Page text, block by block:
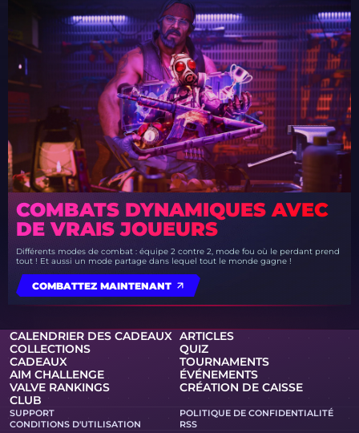
COMBATS DYNAMIQUES AVEC
DE VRAIS JOUEURS
Différents modes de combat : équipe 2 contre 2, mode fou où le perdant prend
tout ! Et aussi un mode partage dans lequel tout le monde gagne !
COMBATTEZ MAINTENANT
CALENDRIER DES CADEAUX ARTICLES
COLLECTIONS
QUIZ
CADEAUX
TOURNAMENTS
AIM CHALLENGE
ÉVÉNEMENTS
VALVE RANKINGS
CRÉATION DE CAISSE
CLUB
SUPPORT
POLITIQUE DE CONFIDENTIALITÉ
CONDITIONS D'UTILISATION
RSS